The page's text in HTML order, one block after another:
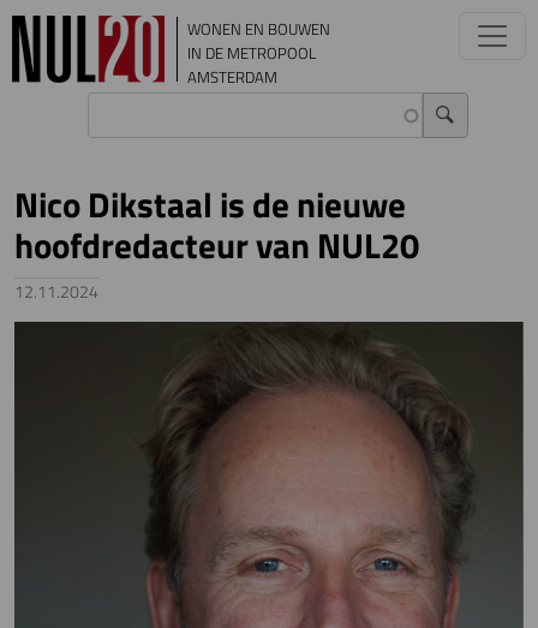
Overslaan en naar de inhoud gaan
WONEN EN BOUWEN
IN DE METROPOOL
AMSTERDAM
Nico Dikstaal is de nieuwe
hoofdredacteur van NUL20
12.11.2024